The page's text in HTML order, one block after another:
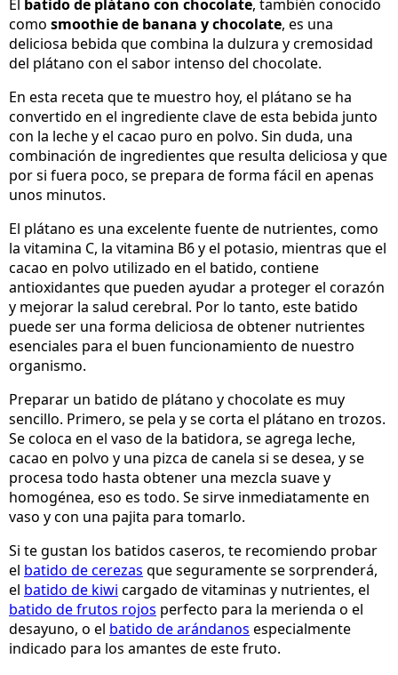
El batido de plátano con chocolate, también conocido
como smoothie de banana y chocolate, es una
deliciosa bebida que combina la dulzura y cremosidad
del plátano con el sabor intenso del chocolate.
En esta receta que te muestro hoy, el plátano se ha
convertido en el ingrediente clave de esta bebida junto
con la leche y el cacao puro en polvo. Sin duda, una
combinación de ingredientes que resulta deliciosa y que
por si fuera poco, se prepara de forma fácil en apenas
unos minutos.
El plátano es una excelente fuente de nutrientes, como
la vitamina C, la vitamina B6 y el potasio, mientras que el
cacao en polvo utilizado en el batido, contiene
antioxidantes que pueden ayudar a proteger el corazón
y mejorar la salud cerebral. Por lo tanto, este batido
puede ser una forma deliciosa de obtener nutrientes
esenciales para el buen funcionamiento de nuestro
organismo.
Preparar un batido de plátano y chocolate es muy
sencillo. Primero, se pela y se corta el plátano en trozos.
Se coloca en el vaso de la batidora, se agrega leche,
cacao en polvo y una pizca de canela si se desea, y se
procesa todo hasta obtener una mezcla suave y
homogénea, eso es todo. Se sirve inmediatamente en
vaso y con una pajita para tomarlo.
Si te gustan los batidos caseros, te recomiendo probar
el batido de cerezas que seguramente se sorprenderá,
el batido de kiwi cargado de vitaminas y nutrientes, el
batido de frutos rojos perfecto para la merienda o el
desayuno, o el batido de arándanos especialmente
indicado para los amantes de este fruto.